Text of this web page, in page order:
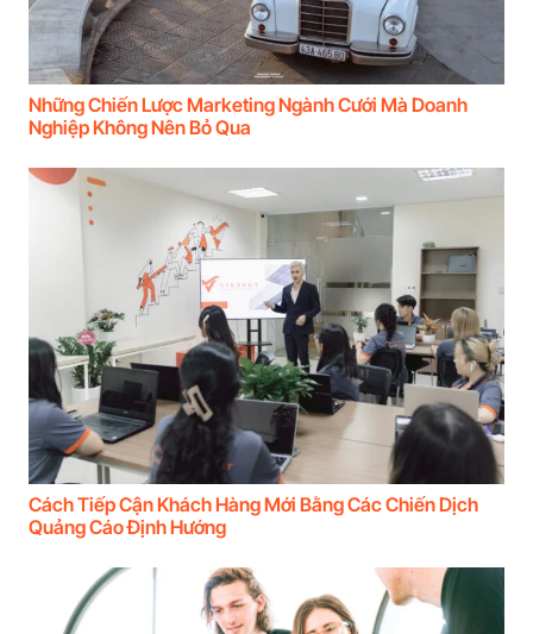
Những Chiến Lược Marketing Ngành Cưới Mà Doanh
Nghiệp Không Nên Bỏ Qua
Cách Tiếp Cận Khách Hàng Mới Bằng Các Chiến Dịch
Quảng Cáo Định Hướng